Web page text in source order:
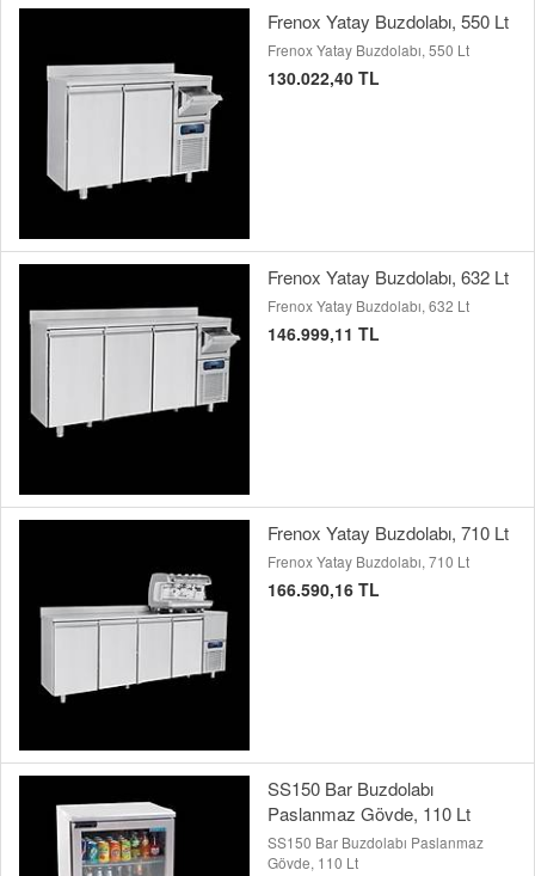
Frenox Yatay Buzdolabı, 550 Lt
Frenox Yatay Buzdolabı, 550 Lt
130.022,40 TL
Frenox Yatay Buzdolabı, 632 Lt
Frenox Yatay Buzdolabı, 632 Lt
146.999,11 TL
Frenox Yatay Buzdolabı, 710 Lt
Frenox Yatay Buzdolabı, 710 Lt
166.590,16 TL
SS150 Bar Buzdolabı
Paslanmaz Gövde, 110 Lt
SS150 Bar Buzdolabı Paslanmaz
Gövde, 110 Lt